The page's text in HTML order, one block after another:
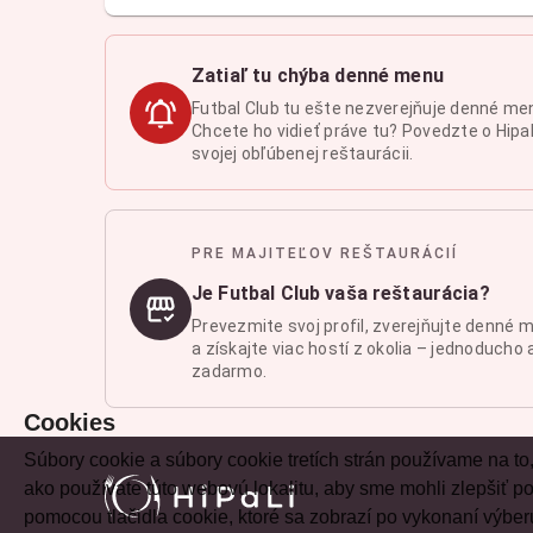
Zatiaľ tu chýba denné menu
Futbal Club tu ešte nezverejňuje denné
Chcete ho vidieť práve tu? Povedzte o
svojej obľúbenej reštaurácii.
PRE MAJITEĽOV REŠTAURÁCIÍ
Je Futbal Club vaša reštaurácia?
Prevezmite svoj profil, zverejňujte denné
a získajte viac hostí z okolia – jednoducho
zadarmo.
Cookies
Súbory cookie a súbory cookie tretích strán používame na
ako používate túto webovú lokalitu, aby sme mohli zlepšiť
pomocou tlačidla cookie, ktoré sa zobrazí po vykonaní